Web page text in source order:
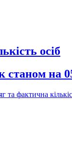
осіб
станом на
та фактична